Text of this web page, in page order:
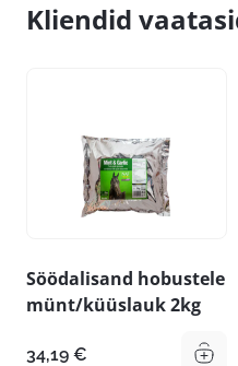
Kliendid
Söödalisand hobustele
münt/küüslauk 2kg
34,19 €